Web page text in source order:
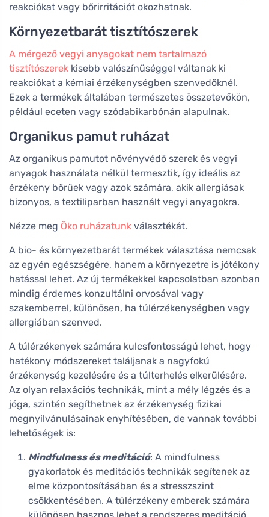
reakciókat vagy bőrirritációt okozhatnak.
Környezetbarát tisztítószerek
A mérgező vegyi anyagokat nem tartalmazó
tisztítószerek kisebb valószínűséggel váltanak ki
reakciókat a kémiai érzékenységben szenvedőknél.
Ezek a termékek általában természetes összetevőkön,
például eceten vagy szódabikarbónán alapulnak.
Organikus pamut ruházat
Az organikus pamutot növényvédő szerek és vegyi
anyagok használata nélkül termesztik, így ideális az
érzékeny bőrűek vagy azok számára, akik allergiásak
bizonyos, a textiliparban használt vegyi anyagokra.
Nézze meg Öko ruházatunk választékát.
A bio- és környezetbarát termékek választása nemcsak
az egyén egészségére, hanem a környezetre is jótékony
hatással lehet. Az új termékekkel kapcsolatban azonban
mindig érdemes konzultálni orvosával vagy
szakemberrel, különösen, ha túlérzékenységben vagy
allergiában szenved.
A túlérzékenyek számára kulcsfontosságú lehet, hogy
hatékony módszereket találjanak a nagyfokú
érzékenység kezelésére és a túlterhelés elkerülésére.
Az olyan relaxációs technikák, mint a mély légzés és a
jóga, szintén segíthetnek az érzékenység fizikai
megnyilvánulásainak enyhítésében, de vannak további
lehetőségek is:
Mindfulness és meditáció: A mindfulness
gyakorlatok és meditációs technikák segítenek az
elme központosításában és a stresszszint
csökkentésében. A túlérzékeny emberek számára